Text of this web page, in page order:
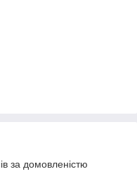
за домовленістю